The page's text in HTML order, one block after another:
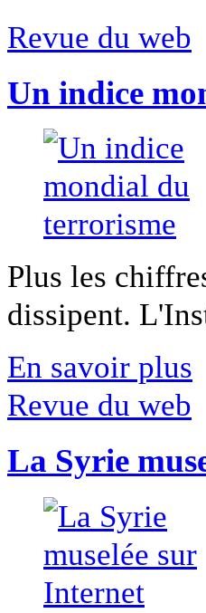
Revue du web
Un indice
Plus les
dissipent.
En savoir plus
Revue du web
La Syrie